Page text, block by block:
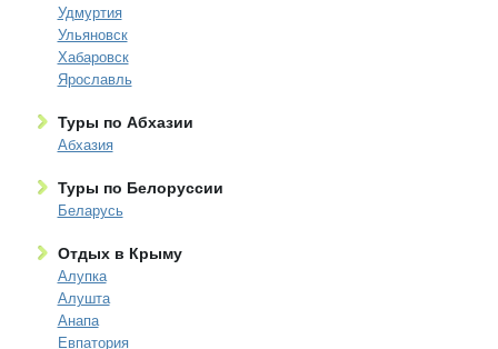
Удмуртия
Ульяновск
Хабаровск
Ярославль
Туры по Абхазии
Абхазия
Туры по Белоруссии
Беларусь
Отдых в Крыму
Алупка
Алушта
Анапа
Евпатория